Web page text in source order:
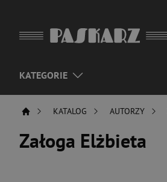
KATEGORIE
KATALOG AUTORZY
Załoga Elżbieta